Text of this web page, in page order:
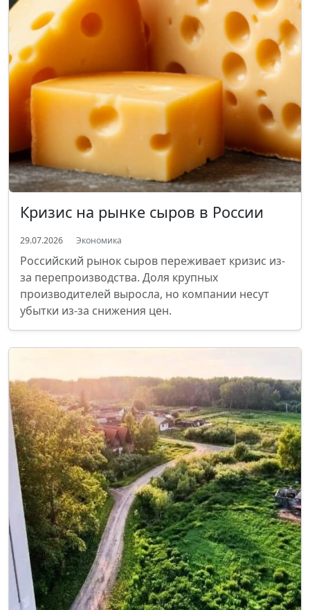
Кризис на рынке сыров в России
29.07.2026 Экономика
Российский рынок сыров переживает кризис из-
за перепроизводства. Доля крупных
производителей выросла, но компании несут
убытки из-за снижения цен.